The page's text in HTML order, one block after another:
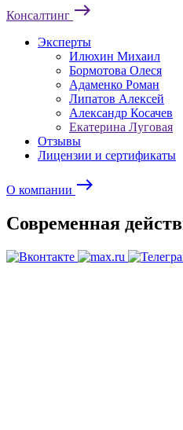
Консалтинг east
Эксперты
Илюхин Михаил
Бормотова Олеся
Адаменко Роман
Липатов Алексей
Александр Косачев
Екатерина Луговая
Отзывы
Лицензии и сертификаты
О компании east
Современная